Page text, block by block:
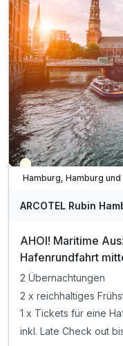
Teilweise ausgelastet
Hamburg, Hamburg
ARCOTEL Rubin
AHOI! Maritime
Hafenrundfahrt
2 Übernachtungen
2 x reichhaltiges
1 x Tickets für eine
inkl. Late Check out